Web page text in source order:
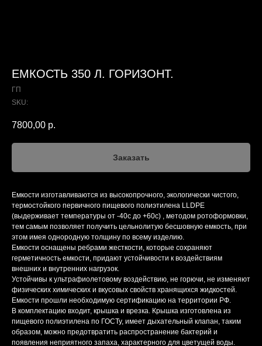
ЕМКОСТЬ 350 Л. ГОРИЗОНТ.
ГП
SKU:
7800,00 р.
Заказать
Емкости изготавливаются из высокопрочного, экологически чистого,
термостойкого первичного пищевого полиэтилена LLDPE
(выдерживает температуры от -40с до +60с) , методом ротоформовки,
тем самым позволяет получить цельнолитую бесшовную емкость, при
этом имея однородную толщину по всему изделию.
Емкости оснащены ребрами жесткости, которые сохраняют
герметичность емкости, придают устойчивости к воздействиям
внешних и внутренних нагрузок.
Устойчивы к ультрафиолетовому воздействию, не горючи, не изменяют
физических химических и вкусовых свойств хранящихся жидкостей.
Емкости прошли необходимую сертификацию на территории РФ.
В комплектацию входит, крышка и врезка. Крышка изготовлена из
пищевого полиэтилена по ГОСТу, имеет дыхательный клапан, таким
образом, можно предотвратить распространение бактерий и
появления неприятного запаха, характерного для цветущей воды.